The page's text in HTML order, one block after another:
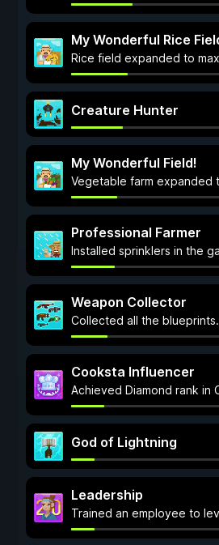
My Wonderful Rice
Rice field expanded to
Creature Hunter
My Wonderful Field!
Vegetable farm expanded
Professional Farmer
Installed sprinklers in the
Weapon Collector
Collected all the blueprints.
Cooksta Influencer
Achieved Diamond rank in
God of Lightning
Leadership
Trained an employee to